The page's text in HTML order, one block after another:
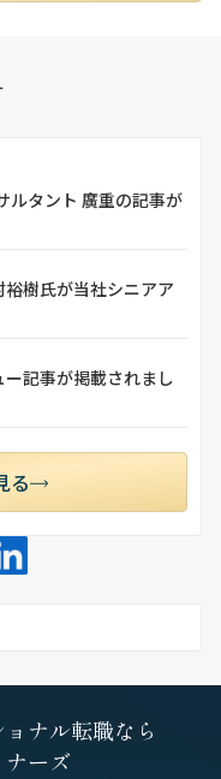
ルタント 廣重の記事が
樹氏が当社シニアア
記事が掲載されまし
る
ナル転職なら
ーズ